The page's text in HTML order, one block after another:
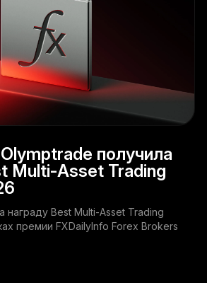
получила
Multi-Asset Trading
награду Best Multi-Asset Trading
премии FXDailyInfo Forex Brokers